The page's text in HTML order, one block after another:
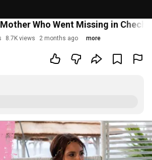
Who Went Missing in
8.7K views 2 months ago more